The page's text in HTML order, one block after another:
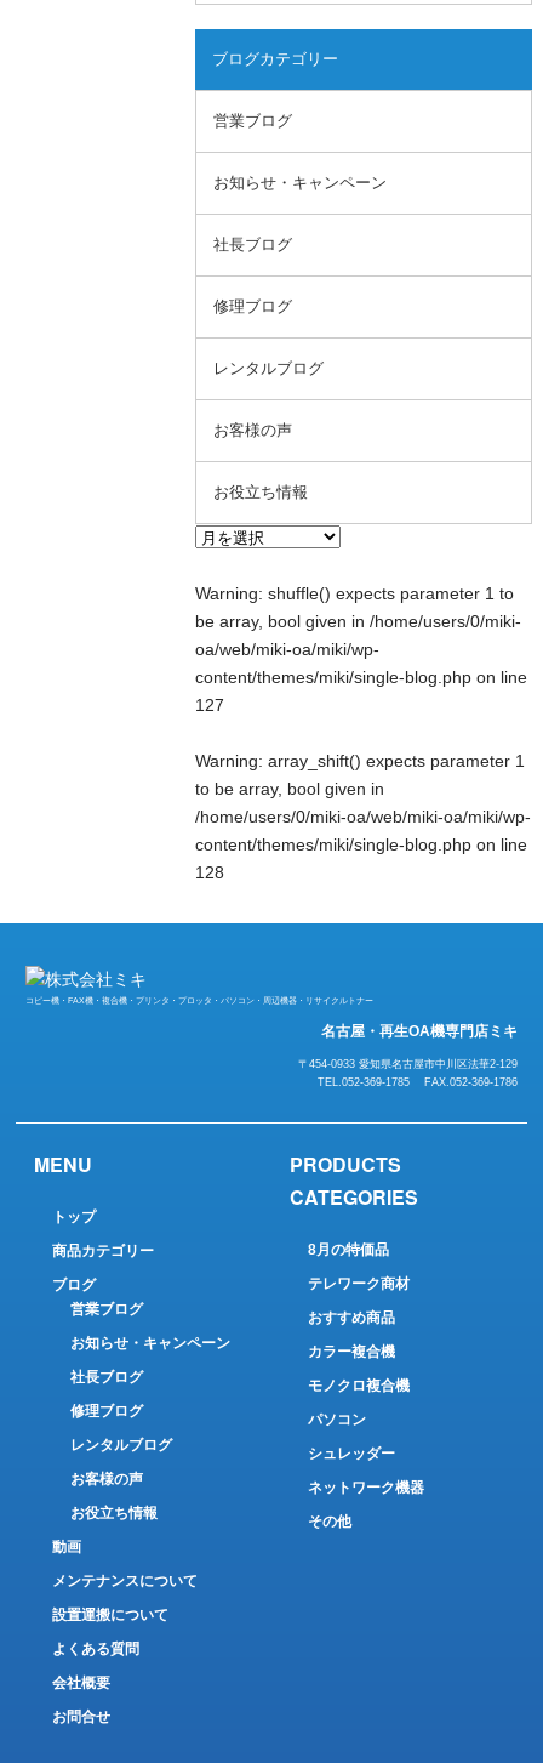
ブログカテゴリー
営業ブログ
お知らせ・キャンペーン
社長ブログ
修理ブログ
レンタルブログ
お客様の声
お役立ち情報
Warning: shuffle() expects parameter 1 to
be array, bool given in/home/users/0/miki-
oa/web/miki-oa/miki/wp-
content/themes/miki/single-blog.php on line
127
Warning: array_shift() expects parameter 1
to be array, bool given in
/home/users/0/miki-oa/web/miki-oa/miki/wp-
content/themes/miki/single-blog.php on line
128
コピー機・FAX機・複合機・プリンタ・プロッタ・パソコン・周辺機器・リサイクルトナー
名古屋・再生OA機専門店ミキ
〒454-0933 愛知県名古屋市中川区法華2-129
TEL.052-369-1785 FAX.052-369-1786
MENU
トップ
商品カテゴリー
ブログ
営業ブログ
お知らせ・キャンペーン
社長ブログ
修理ブログ
レンタルブログ
お客様の声
お役立ち情報
動画
メンテナンスについて
設置運搬について
よくある質問
会社概要
お問合せ
PRODUCTS
CATEGORIES
8月の特価品
テレワーク商材
おすすめ商品
カラー複合機
モノクロ複合機
パソコン
シュレッダー
ネットワーク機器
その他